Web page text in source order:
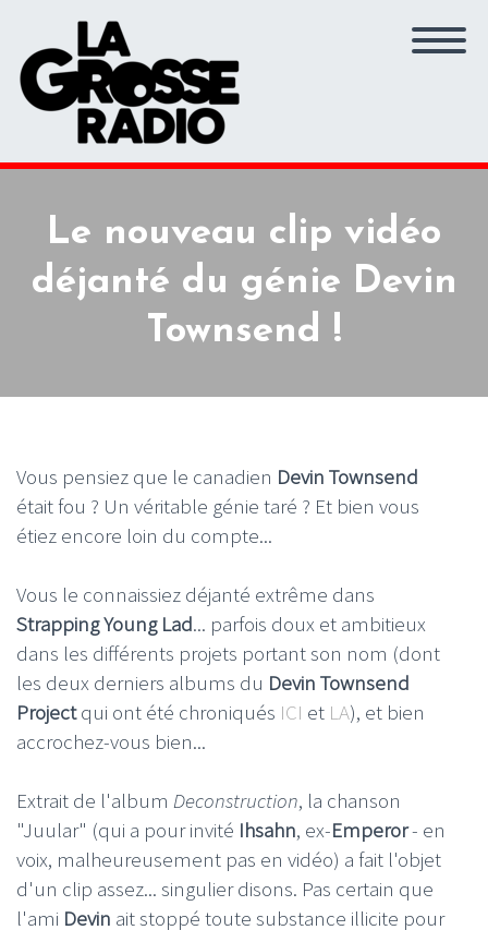
Le nouveau clip vidéo
déjanté du génie Devin
Townsend !
Vous pensiez que le canadien Devin Townsend
était fou ? Un véritable génie taré ? Et bien vous
étiez encore loin du compte...
Vous le connaissiez déjanté extrême dans
Strapping Young Lad... parfois doux et ambitieux
dans les différents projets portant son nom (dont
les deux derniers albums du Devin Townsend
Projectqui ont été chroniqués ICI et LA), et bien
accrochez-vous bien...
Extrait de l'album Deconstruction, la chanson
"Juular" (qui a pour invité Ihsahn, ex-Emperor- en
voix, malheureusement pas en vidéo) a fait l'objet
d'un clip assez... singulier disons. Pas certain que
l'ami Devin ait stoppé toute substance illicite pour